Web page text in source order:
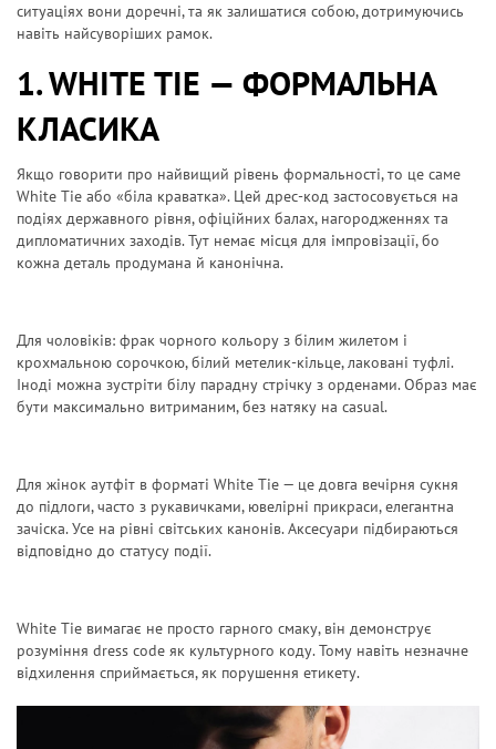
ситуаціях вони доречні, та як залишатися собою, дотримуючись
навіть найсуворіших рамок.
1. WHITE TIE — ФОРМАЛЬНА
КЛАСИКА
Якщо говорити про найвищий рівень формальності, то це саме
White Tie або «біла краватка». Цей дрес-код застосовується на
подіях державного рівня, офіційних балах, нагородженнях та
дипломатичних заходів. Тут немає місця для імпровізації, бо
кожна деталь продумана й канонічна.
Для чоловіків: фрак чорного кольору з білим жилетом і
крохмальною сорочкою, білий метелик-кільце, лаковані туфлі.
Іноді можна зустріти білу парадну стрічку з орденами. Образ має
бути максимально витриманим, без натяку на casual.
Для жінок аутфіт в форматі White Tie — це довга вечірня сукня
до підлоги, часто з рукавичками, ювелірні прикраси, елегантна
зачіска. Усе на рівні світських канонів. Аксесуари підбираються
відповідно до статусу події.
White Tie вимагає не просто гарного смаку, він демонструє
розуміння dress code як культурного коду. Тому навіть незначне
відхилення сприймається, як порушення етикету.